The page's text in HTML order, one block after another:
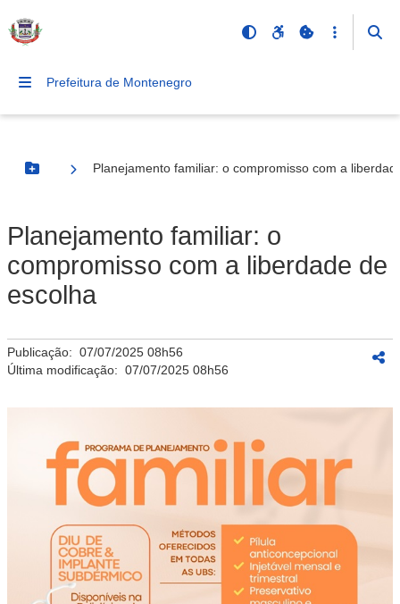
Prefeitura de Montenegro
Botão Menu
Planejamento familiar: o compromisso com a
Planejamento familiar: o
compromisso com a liberdade de
escolha
Publicação: 07/07/2025 08h56
Última modificação: 07/07/2025 08h56